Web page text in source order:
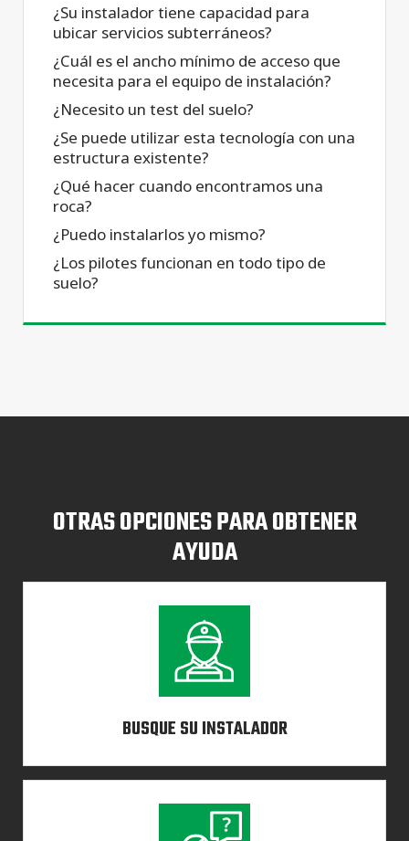
¿Su instalador tiene capacidad para
ubicar servicios subterráneos?
¿Cuál es el ancho mínimo de acceso que
necesita para el equipo de instalación?
¿Necesito un test del suelo?
¿Se puede utilizar esta tecnología con una
estructura existente?
¿Qué hacer cuando encontramos una
roca?
¿Puedo instalarlos yo mismo?
¿Los pilotes funcionan en todo tipo de
suelo?
OTRAS OPCIONES PARA OBTENER
AYUDA
BUSQUE SU INSTALADOR